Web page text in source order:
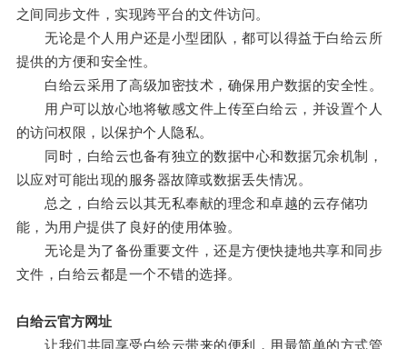
之间同步文件，实现跨平台的文件访问。
无论是个人用户还是小型团队，都可以得益于白给云所
提供的方便和安全性。
白给云采用了高级加密技术，确保用户数据的安全性。
用户可以放心地将敏感文件上传至白给云，并设置个人
的访问权限，以保护个人隐私。
同时，白给云也备有独立的数据中心和数据冗余机制，
以应对可能出现的服务器故障或数据丢失情况。
总之，白给云以其无私奉献的理念和卓越的云存储功
能，为用户提供了良好的使用体验。
无论是为了备份重要文件，还是方便快捷地共享和同步
文件，白给云都是一个不错的选择。
白给云官方网址
让我们共同享受白给云带来的便利，用最简单的方式管